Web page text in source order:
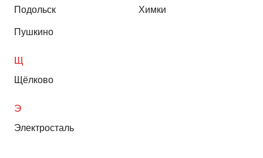
Подольск
Пушкино
Химки
Щ
Щёлково
Э
Электросталь